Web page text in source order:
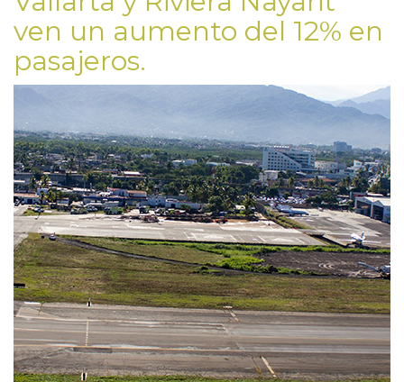
ven un aumento del 12% en
pasajeros.